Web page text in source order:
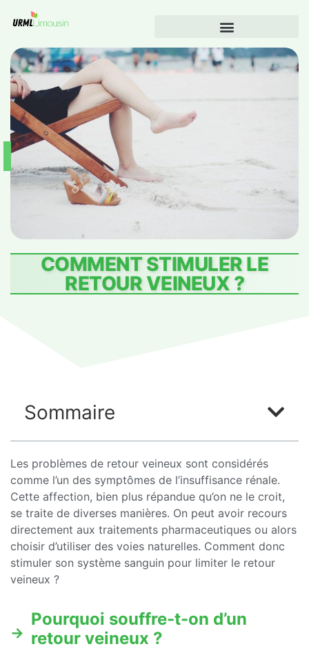
COMMENT STIMULER LE
RETOUR VEINEUX ?
Sommaire
Les problèmes de retour veineux sont considérés
comme l’un des symptômes de l’insuffisance rénale.
Cette affection, bien plus répandue qu’on ne le croit,
se traite de diverses manières. On peut avoir recours
directement aux traitements pharmaceutiques ou alors
choisir d’utiliser des voies naturelles. Comment donc
stimuler son système sanguin pour limiter le retour
veineux ?
Pourquoi souffre-t-on d’un
retour veineux ?